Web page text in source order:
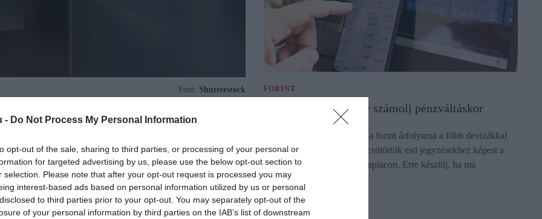
- Do Not Process My Personal Information
opt-out of the sale, sharing to third parties, or processing of your personal or
for targeted advertising by us, please use the below opt-out section to
selection. Please note that after your opt-out request is processed you may
interest-based ads based on personal information utilized by us or personal
to third parties prior to your opt-out. You may separately opt-out of the
of your personal information by third parties on the IAB’s list of downstream
Fotó: Shutterstock FORINT
Gyengült a forint, így számolj pénzváltáskor
Mutatjuk, hogyan változott a forint árfolyama a főbb devizákkal
szemben péntek reggelre a csütörtök esti jegyzésekhez képest a
nemzetközi bankközi devizapiacon. Erre készülj, ha ma
külföldön…